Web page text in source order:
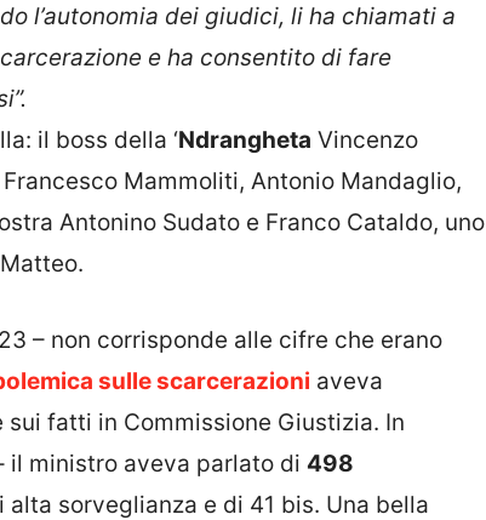
l’autonomia dei giudici, li ha chiamati a
e ha consentito di fare
il boss della ‘Ndrangheta Vincenzo
Mammoliti, Antonio Mandaglio,
Antonino Sudato e Franco Cataldo, uno
– non corrisponde alle cifre che erano
sulle scarcerazioni aveva
fatti in Commissione Giustizia. In
il ministro aveva parlato di 498
sorveglianza e di 41 bis. Una bella